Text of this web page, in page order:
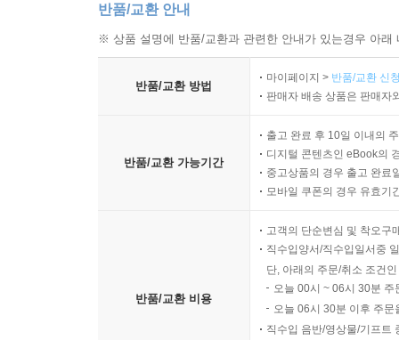
반품/교환 안내
※ 상품 설명에 반품/교환과 관련한 안내가 있는경우 아
반품/교환 방법
마이페이지 > 반품/교환 신
판매자 배송 상품은 판매자
반품/교환 가능기간
출고 완료 후 10일 이내의
디지털 콘텐츠인 eBook의
중고상품의 경우 출고 완료
모바일 쿠폰의 경우 유효기
반품/교환 비용
고객의 단순변심 및 착오구
직수입양서/직수입일서중
단, 아래의 주문/취소 조건
오늘 00시 ~ 06시 30분
오늘 06시 30분 이후 주
직수입 음반/영상물/기프트